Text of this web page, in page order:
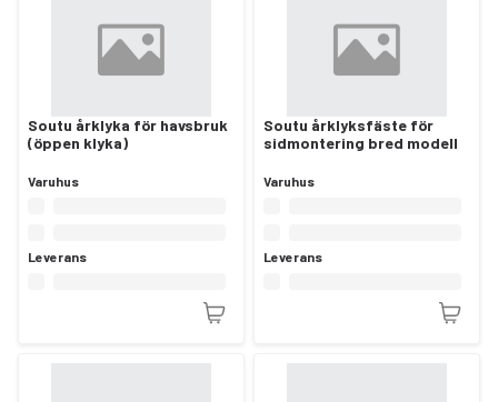
Soutu årklyka för havsbruk
(öppen klyka)
Varuhus
Leverans
Soutu årklyksfäste för
sidmontering bred modell
Varuhus
Leverans